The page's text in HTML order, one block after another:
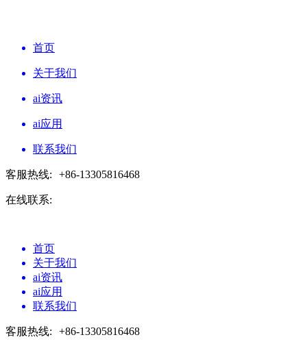
首页
关于我们
ai资讯
ai应用
联系我们
客服热线: +86-13305816468
在线联系:
首页
关于我们
ai资讯
ai应用
联系我们
客服热线: +86-13305816468